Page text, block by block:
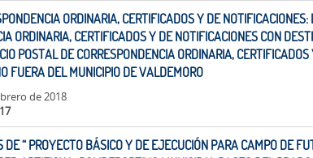
ORDINARIA, CERTIFICADOS Y DE NOTIFICACIONES:
ORDINARIA, CERTIFICADOS Y DE NOTIFICACIONES CON
POSTAL DE CORRESPONDENCIA ORDINARIA, CERTIFICADOS
FUERA DEL MUNICIPIO DE VALDEMORO
de 2018
“ PROYECTO BÁSICO Y DE EJECUCIÓN PARA CAMPO DE